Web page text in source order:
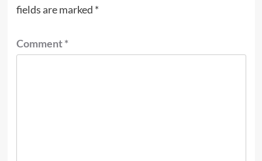
fields are marked *
Comment*